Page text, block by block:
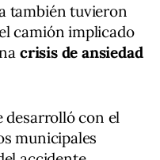
también tuvieron
camión implicado
crisis de ansiedad
desarrolló con el
municipales